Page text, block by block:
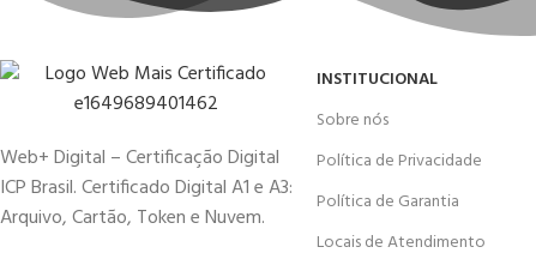
Web+ Digital – Certificação Digital
ICP Brasil. Certificado Digital A1 e A3:
Arquivo, Cartão, Token e Nuvem.
INSTITUCIONAL
Sobre nós
Política de Privacidade
Política de Garantia
Locais de Atendimento